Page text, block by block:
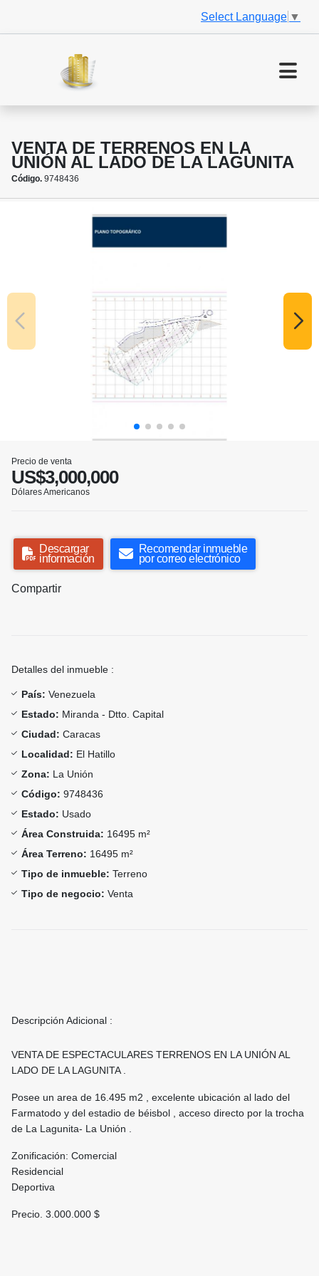
Select Language ▼
VENTA DE TERRENOS EN LA
UNIÓN AL LADO DE LA LAGUNITA
Código. 9748436
Precio de venta
US$3,000,000
Dólares Americanos
Descargar
información
Recomendar inmueble
por correo electrónico
Compartir
Detalles del inmueble :
País: Venezuela
Estado: Miranda - Dtto. Capital
Ciudad: Caracas
Localidad: El Hatillo
Zona: La Unión
Código: 9748436
Estado: Usado
Área Construida: 16495 m²
Área Terreno: 16495 m²
Tipo de inmueble: Terreno
Tipo de negocio: Venta
Descripción Adicional :
VENTA DE ESPECTACULARES TERRENOS EN LA UNIÓN AL
LADO DE LA LAGUNITA .
Posee un area de 16.495 m2 , excelente ubicación al lado del
Farmatodo y del estadio de béisbol , acceso directo por la trocha
de La Lagunita- La Unión .
Zonificación: Comercial
Residencial
Deportiva
Precio. 3.000.000 $